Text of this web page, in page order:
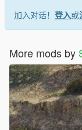
加入对话！ 登入或
More mods by